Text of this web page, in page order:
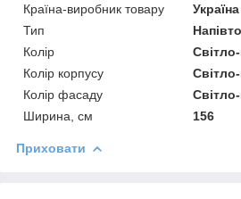
Країна-виробник товару
Україна
Тип
Колір
Колір корпусу
Колір фасаду
Ширина, см
156
Приховати